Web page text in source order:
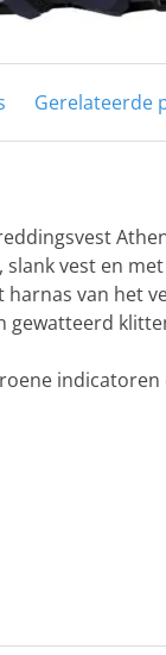
Gerelateerde
vest en
van het
gewatteerd